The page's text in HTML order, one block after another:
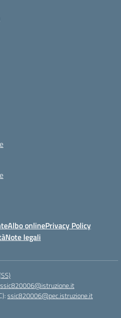
Albo onlinePrivacy Policy
Note legali
ssic820006@istruzione.it
ssic820006@pec.istruzione.it